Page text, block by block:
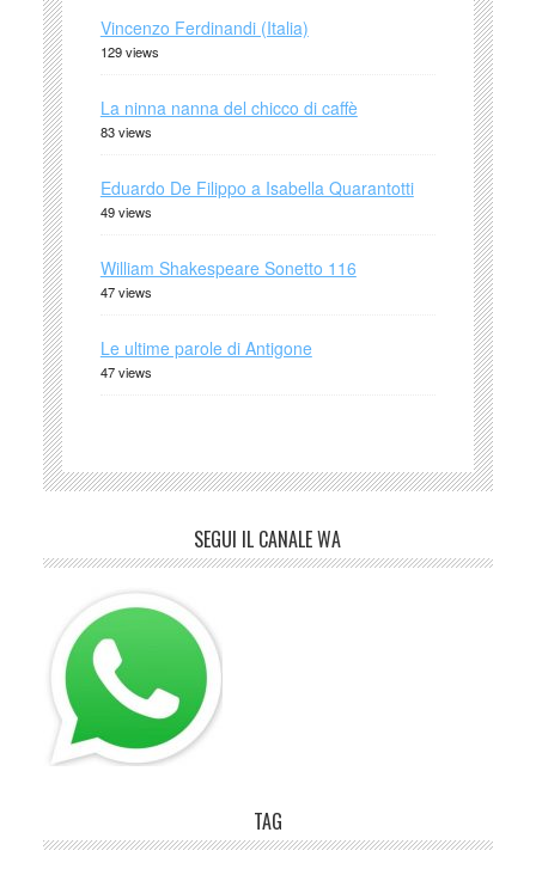
Vincenzo Ferdinandi (Italia)
129 views
La ninna nanna del chicco di caffè
83 views
Eduardo De Filippo a Isabella Quarantotti
49 views
William Shakespeare Sonetto 116
47 views
Le ultime parole di Antigone
47 views
SEGUI IL CANALE WA
TAG